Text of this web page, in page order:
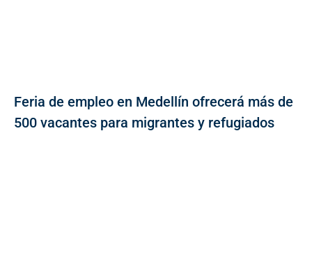
Feria de empleo en Medellín ofrecerá más de
500 vacantes para migrantes y refugiados